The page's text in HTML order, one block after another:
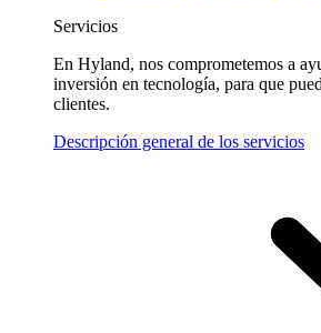
Servicios
En Hyland, nos comprometemos a
inversión en tecnología, para que
clientes.
Descripción general de los servicios